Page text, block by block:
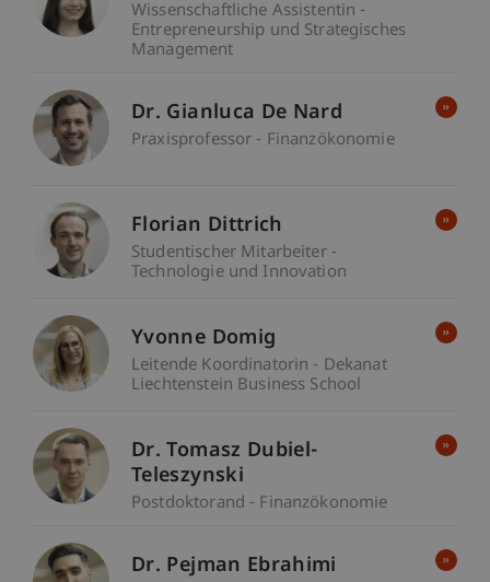
Wissenschaftliche Assistentin -
Entrepreneurship und Strategisches
Management
Dr. Gianluca De Nard
Praxisprofessor - Finanzökonomie
Florian Dittrich
Studentischer Mitarbeiter -
Technologie und Innovation
Yvonne Domig
Leitende Koordinatorin - Dekanat
Liechtenstein Business School
Dr. Tomasz Dubiel-
Teleszynski
Postdoktorand - Finanzökonomie
Dr. Pejman Ebrahimi